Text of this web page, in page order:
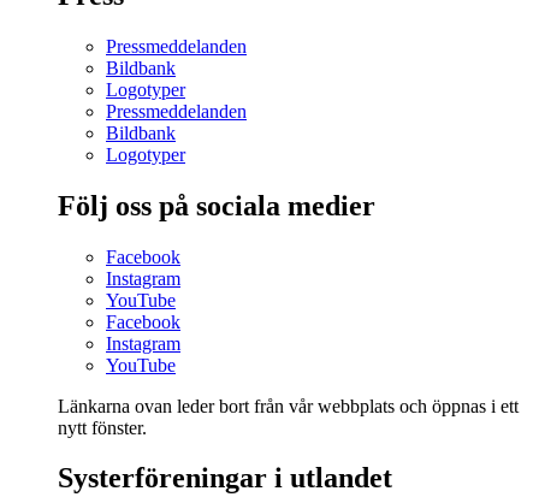
Pressmeddelanden
Bildbank
Logotyper
Pressmeddelanden
Bildbank
Logotyper
Följ oss på sociala medier
Facebook
Instagram
YouTube
Facebook
Instagram
YouTube
Länkarna ovan leder bort från vår webbplats och öppnas i ett
nytt fönster.
Systerföreningar i utlandet